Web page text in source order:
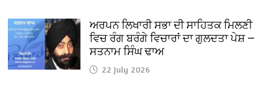
ਅਰਪਨ ਲਿਖਾਰੀ ਸਭਾ ਦੀ ਸਾਹਿਤਕ ਮਿਲਣੀ
ਵਿਚ ਰੰਗ ਬਰੰਗੇ ਵਿਚਾਰਾਂ ਦਾ ਗੁਲਦਤਾ ਪੇਸ਼ —
ਸਤਨਾਮ ਸਿੰਘ ਢਾਅ
22 July 2026